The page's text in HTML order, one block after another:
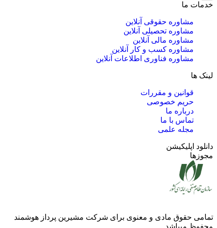
خدمات ما
مشاوره حقوقی آنلاین
مشاوره تحصیلی آنلاین
مشاوره مالی آنلاین
مشاوره کسب و کار آنلاین
مشاوره فناوری اطلاعات آنلاین
لینک ها
قوانین و مقررات
حریم خصوصی
درباره ما
تماس با ما
مجله علمی
دانلود اپلیکیشن
مجوزها
تمامی حقوق مادی و معنوی برای شرکت مشیرین پرداز هوشمند